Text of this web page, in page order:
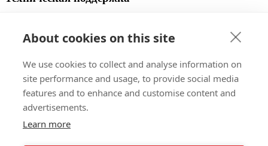
Дизайнер напольного отопления
Руководство по применению
Сертификация
Файлы, которые можно скачать
ЧАВО
Продажа
About cookies on this site
We use cookies to collect and analyse information on
site performance and usage, to provide social media
features and to enhance and customise content and
advertisements.
Learn more